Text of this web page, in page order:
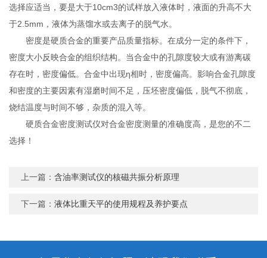
选择应适当，要是大于10cm3的试样放入液体时，液面的升高不大
于2.5mm，液体为蒸馏水或去离子的脱气水。
密度是硬质合金的重要产品质量指标。在成分一定的条件下，
密度大小反映合金的组织结构。当合金中的孔隙度较大或有游离碳
存在时，密度偏低。合金中出现η相时，密度偏高。影响合金孔隙度
和密度的主要因素有湿磨时间不足，压坯密度偏低，脱气不彻底，
烧结温度与时间不够，杂质的混入等。
硬质合金密度测试仪对合金密度测量的准确度高，是您的不二
选择！
上一篇：含油率测试仪的核磁共振分析原理
下一篇：液体比重天平的使用规程及养护要点